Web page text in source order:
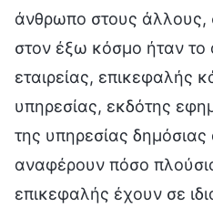
άνθρωπο στους άλλους,
στον έξω κόσμο ήταν το
εταιρείας, επικεφαλής
υπηρεσίας, εκδότης
της υπηρεσίας
αναφέρουν πόσο
επικεφαλής έχουν σε